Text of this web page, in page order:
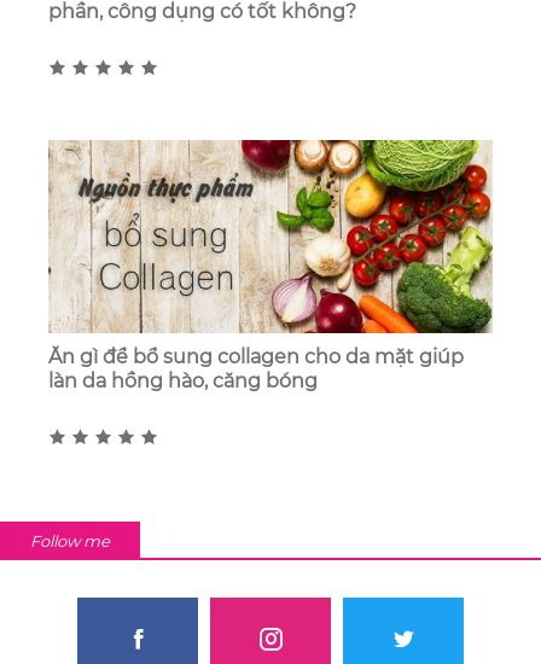
phần, công dụng có tốt không?
Ăn gì để bổ sung collagen cho da mặt giúp
làn da hồng hào, căng bóng
Follow me